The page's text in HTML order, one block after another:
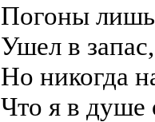
Погоны
Ушел в
Но никогда
Что я в душе